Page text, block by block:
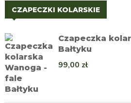
CZAPECZKI KOLARSKIE
Czapeczka
Bałtyku
99,00 zł